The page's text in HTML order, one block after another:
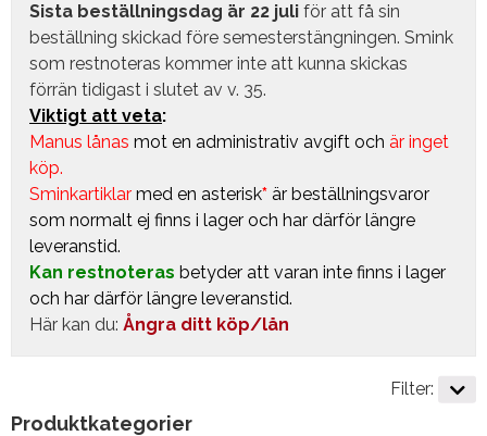
Sista beställningsdag är 22 juli för att få sin
beställning skickad före semesterstängningen. Smink
som restnoteras kommer inte att kunna skickas
förrän tidigast i slutet av v. 35.
Viktigt att veta:
Manus lånas mot en administrativ avgift och är inget
köp.
Sminkartiklar med en asterisk* är beställningsvaror
som normalt ej finns i lager och har därför längre
leveranstid.
Kan restnoteras betyder att varan inte finns i lager
och har därför längre leveranstid.
Här kan du: Ångra ditt köp/lån
Produktkategorier
Filter: